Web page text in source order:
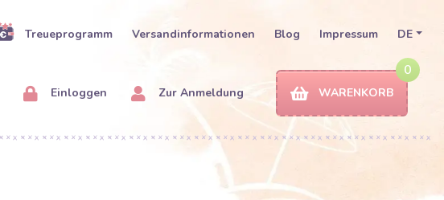
Treueprogramm Versandinformationen Blog Impressum DE
Einloggen Zur Anmeldung
0
WARENKORB